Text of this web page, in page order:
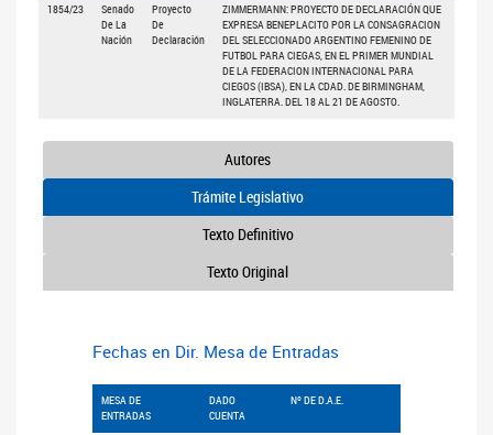
1854/23
Senado
De La
Nación
Proyecto
De
Declaración
ZIMMERMANN: PROYECTO DE DECLARACIÓN QUE
EXPRESA BENEPLACITO POR LA CONSAGRACION
DEL SELECCIONADO ARGENTINO FEMENINO DE
FUTBOL PARA CIEGAS, EN EL PRIMER MUNDIAL
DE LA FEDERACION INTERNACIONAL PARA
CIEGOS (IBSA), EN LA CDAD. DE BIRMINGHAM,
INGLATERRA. DEL 18 AL 21 DE AGOSTO.
Autores
Trámite Legislativo
Texto Definitivo
Texto Original
Fechas en Dir. Mesa de Entradas
MESA DE
ENTRADAS
DADO
CUENTA
Nº DE D.A.E.